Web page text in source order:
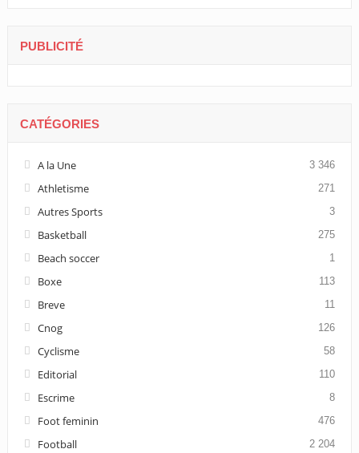
PUBLICITÉ
CATÉGORIES
A la Une 3 346
Athletisme 271
Autres Sports 3
Basketball 275
Beach soccer 1
Boxe 113
Breve 11
Cnog 126
Cyclisme 58
Editorial 110
Escrime 8
Foot feminin 476
Football 2 204